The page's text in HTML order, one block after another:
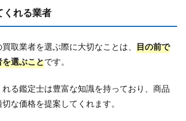
くれる業者
取業者を選ぶ際に大切なことは、 目の前で
選ぶことです。
る鑑定士は豊富な知識を持っており、商品
な価格を提案してくれます。